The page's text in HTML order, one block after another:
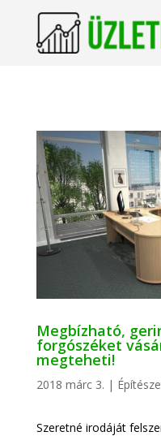
Megbízható,
forgószéket
megteheti!
2018 márc 3. |
Szeretné irodáját